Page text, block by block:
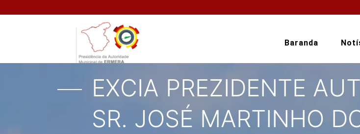
Baranda
EXCIA PREZIDENTE
SR. JOSÉ MARTINHO